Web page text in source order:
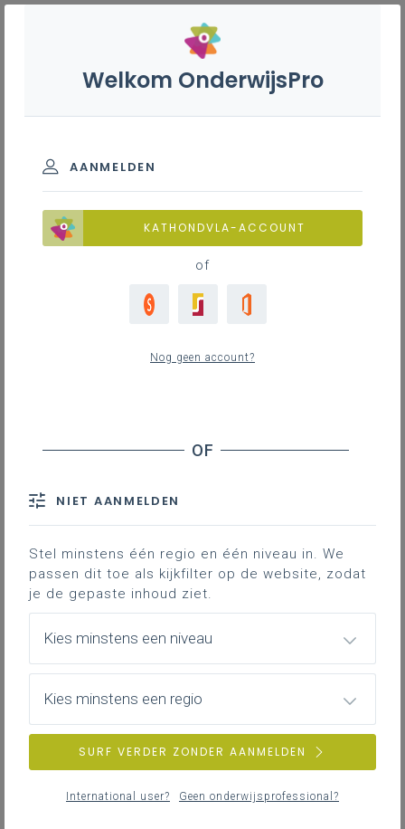
Welkom OnderwijsPro
AANMELDEN
KATHONDVLA-ACCOUNT
of
Nog geen account?
NIET AANMELDEN
Stel minstens één regio en één niveau in. We
passen dit toe als kijkfilter op de website, zodat
je de gepaste inhoud ziet.
Kies minstens een niveau
Kies minstens een regio
SURF VERDER ZONDER AANMELDEN
International user? Geen onderwijsprofessional?